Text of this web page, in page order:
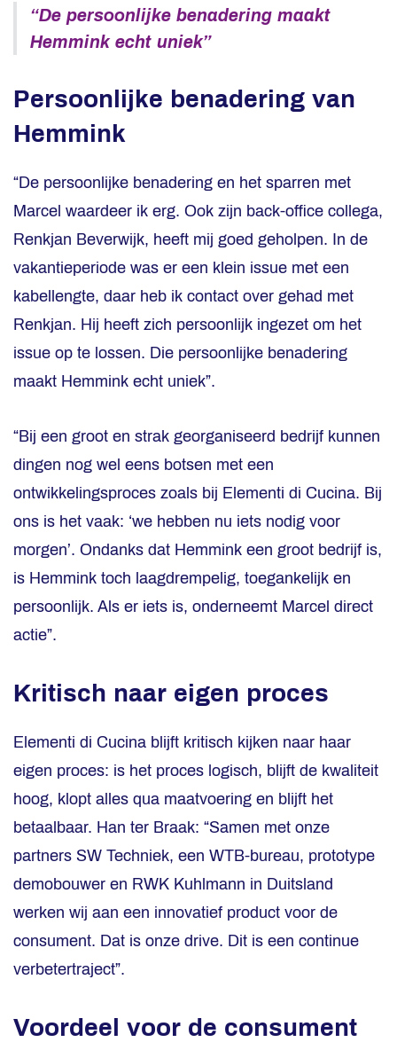
“De persoonlijke benadering maakt
Hemmink echt uniek”
Persoonlijke benadering van
Hemmink
“De persoonlijke benadering en het sparren met
Marcel waardeer ik erg. Ook zijn back-office collega,
Renkjan Beverwijk, heeft mij goed geholpen. In de
vakantieperiode was er een klein issue met een
kabellengte, daar heb ik contact over gehad met
Renkjan. Hij heeft zich persoonlijk ingezet om het
issue op te lossen. Die persoonlijke benadering
maakt Hemmink echt uniek”.
“Bij een groot en strak georganiseerd bedrijf kunnen
dingen nog wel eens botsen met een
ontwikkelingsproces zoals bij Elementi di Cucina. Bij
ons is het vaak: ‘we hebben nu iets nodig voor
morgen’. Ondanks dat Hemmink een groot bedrijf is,
is Hemmink toch laagdrempelig, toegankelijk en
persoonlijk. Als er iets is, onderneemt Marcel direct
actie”.
Kritisch naar eigen proces
Elementi di Cucina blijft kritisch kijken naar haar
eigen proces: is het proces logisch, blijft de kwaliteit
hoog, klopt alles qua maatvoering en blijft het
betaalbaar. Han ter Braak: “Samen met onze
partners SW Techniek, een WTB-bureau, prototype
demobouwer en RWK Kuhlmann in Duitsland
werken wij aan een innovatief product voor de
consument. Dat is onze drive. Dit is een continue
verbetertraject”.
Voordeel voor de consument